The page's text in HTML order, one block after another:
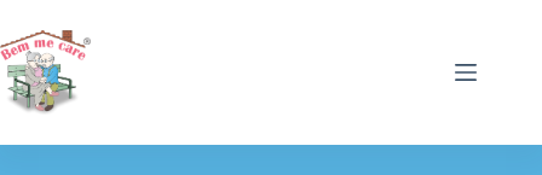
para
o
conteúdo